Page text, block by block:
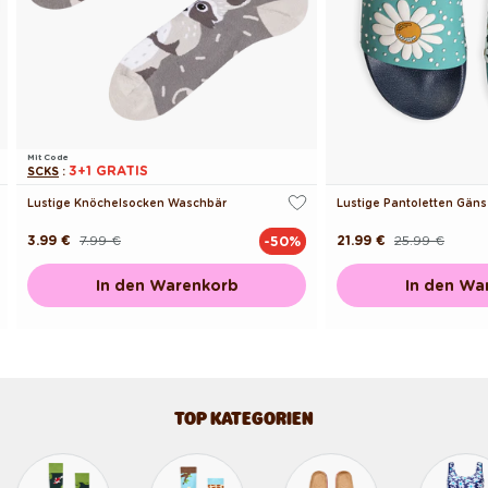
Mit Code
SCKS: 3+1 GRATIS
Lustige Knöchelsocken Waschbär
Normaler7.99 €
Verkaufspreis
3.99 € -50%
In den Warenkorb
Lustige Pantoletten
Normaler25.99 €
Verkaufspreis
21.99 €
In den
TOP KATEGORIEN